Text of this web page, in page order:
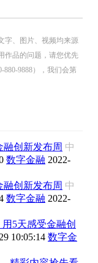
字、图片、视频均来源
作品的问题，请您优先
880-9888），我们会第
融创新发布周 中
数字金融 2022-
融创新发布周 中
数字金融 2022-
5天感受金融创
10:05:14 数字金